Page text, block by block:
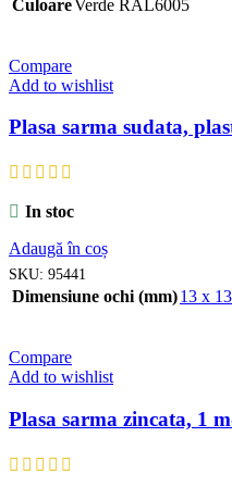
CuloareVerde RAL6005
Compare
Add to wishlist
Plasa sarma sudata,
In stoc
Adaugă în coș
SKU: 95441
Dimensiune ochi (mm)13 x
Compare
Add to wishlist
Plasa sarma zincata, 1